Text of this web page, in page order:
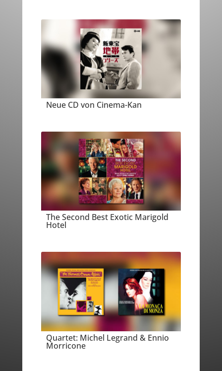
Neue CD von Cinema-Kan
The Second Best Exotic Marigold
Hotel
Quartet: Michel Legrand & Ennio
Morricone